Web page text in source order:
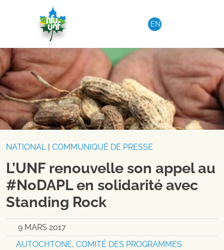
Aller au contenu
EN
NATIONAL| COMMUNIQUÉ DE PRESSE
L’UNF renouvelle son appel au
#NoDAPL en solidarité avec
Standing Rock
9 MARS 2017
AUTOCHTONE, COMITÉ DES PROGRAMMES